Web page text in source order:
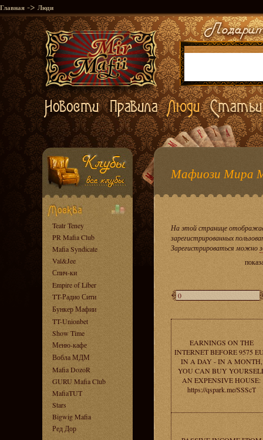
Главная -> Люди
Teatr Teney
PR Mafia Club
Mafia Syndicate
Val&Jee
Спич-ки
Empire of Liber
TT-Радио Сити
Бункер Мафии
TT-Unionbet
Show Time
Меню-кафе
Вобла МДМ
Mafia DozoR
GURU Mafia Club
MafiaTUT
Stars
Bigwig Mafia
Ред Дор
Мафиози Мира
На этой странице
зарегистрированных
Зарегистрироваться можно
EARNINGS ON THE
INTERNET BEFORE 9575
IN A DAY - IN A MONTH,
YOU CAN BUY
AN EXPENSIVE HOUSE:
https://qspark.me/SSScT